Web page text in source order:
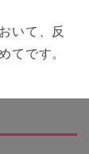
いて、反
てです。